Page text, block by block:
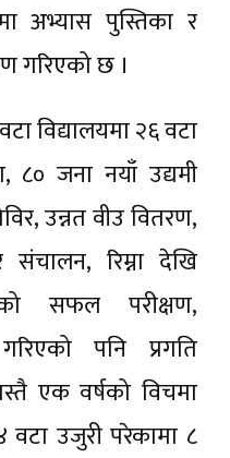
अभ्यास पुस्तिका र
गरिएको छ ।
विद्यालयमा २६ वटा
८० जना नयाँ उद्यमी
उन्नत वीउ वितरण,
रिम्ना देखि
सफल परीक्षण,
पनि प्रगति
एक वर्षको विचमा
वटा उजुरी परेकामा ८